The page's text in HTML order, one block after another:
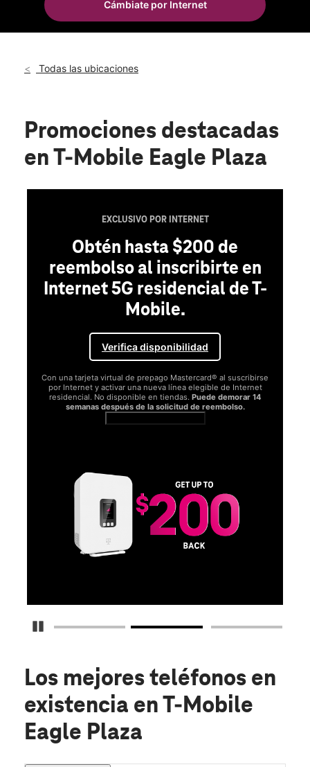
Jue.:
10:00 a.m. a 8:00 p.m.
700 Haddonfield Berlin Rd Space 40B Voorhees, NJ 08043
Cámbiate por Internet
Todas las ubicaciones
Promociones destacadas
en T-Mobile Eagle Plaza
Detener carrusel
EXCLUSIVO POR INTERNET
Obtén hasta $200 de
reembolso al inscribirte en
Internet 5G residencial de T-
Mobile.
Verifica disponibilidad
Con una tarjeta virtual de prepago Mastercard® al suscribirse
por Internet y activar una nueva línea elegible de Internet
residencial. No disponible en tiendas. Puede demorar 14
semanas después de la solicitud de reembolso.
Los mejores teléfonos en
existencia en T-Mobile
Eagle Plaza